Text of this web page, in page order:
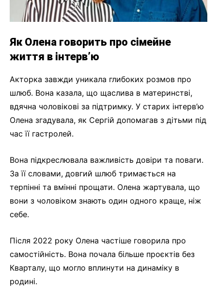
Як Олена говорить про сімейне
життя в інтерв’ю
Акторка завжди уникала глибоких розмов про
шлюб. Вона казала, що щаслива в материнстві,
вдячна чоловікові за підтримку. У старих інтерв’ю
Олена згадувала, як Сергій допомагав з дітьми під
час її гастролей.
Вона підкреслювала важливість довіри та поваги.
За її словами, довгий шлюб тримається на
терпінні та вмінні прощати. Олена жартувала, що
вони з чоловіком знають один одного краще, ніж
себе.
Після 2022 року Олена частіше говорила про
самостійність. Вона почала більше проєктів без
Кварталу, що могло вплинути на динаміку в
родині.